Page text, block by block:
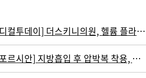
[메디컬투데이] 더스키니의원, 헬륨 플라즈마 기반 리뉴비온 도입
[라포르시안] 지방흡입 후 압박복 착용, 결과에 영향 주지 않아...통증…